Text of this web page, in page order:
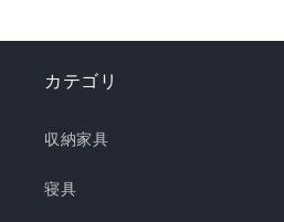
う！✨ ❄️強冷感リバーシブル
き枕 ❄️強冷感3層ごろ寝マッ
ッド ❄️強冷感極厚ラグ 🍃【
ケット ・選べる4サイズ(ハ
カテゴリ
収納家具
寝具